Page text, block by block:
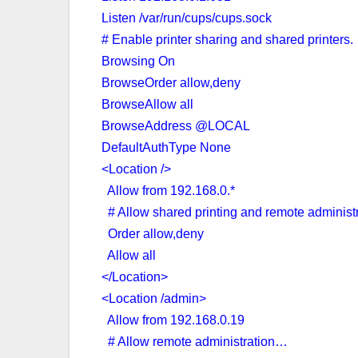
Listen /var/run/cups/cups.sock
# Enable printer sharing and shared printers.
Browsing On
BrowseOrder allow,deny
BrowseAllow all
BrowseAddress @LOCAL
DefaultAuthType None
<Location />
Allow from 192.168.0.*
# Allow shared printing and remote
Order allow,deny
Allow all
</Location>
<Location /admin>
Allow from 192.168.0.19
# Allow remote administration…